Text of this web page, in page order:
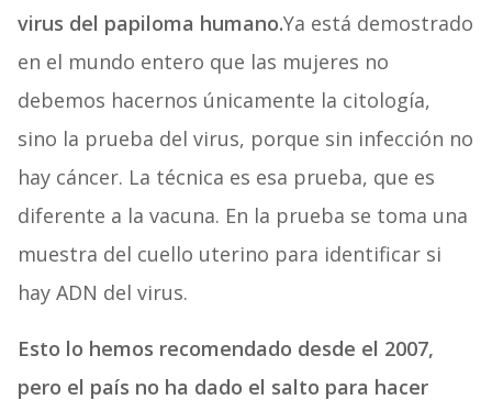
virus del papiloma humano.Ya está demostrado
en el mundo entero que las mujeres no
debemos hacernos únicamente la citología,
sino la prueba del virus, porque sin infección no
hay cáncer. La técnica es esa prueba, que es
diferente a la vacuna. En la prueba se toma una
muestra del cuello uterino para identificar si
hay ADN del virus.
Esto lo hemos recomendado desde el 2007,
pero el país no ha dado el salto para hacer